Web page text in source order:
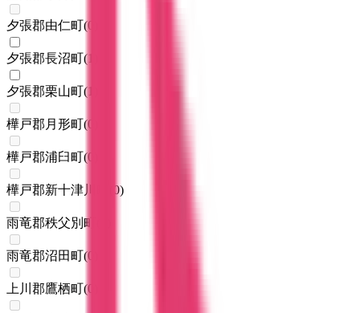
夕張郡由仁町(0
夕張郡長沼町(1
夕張郡栗山町(1
樺戸郡月形町(0
樺戸郡浦臼町(0
樺戸郡新十津川町 0)
雨竜郡秩父別町
雨竜郡沼田町(0
上川郡鷹栖町(0